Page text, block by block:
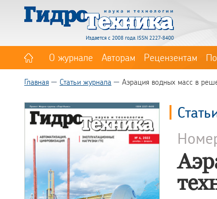
Издается с 2008 года. ISSN 2227-8400
О журнале Авторам Рецензентам
Главная Статьи журнала Аэрация водных масс в